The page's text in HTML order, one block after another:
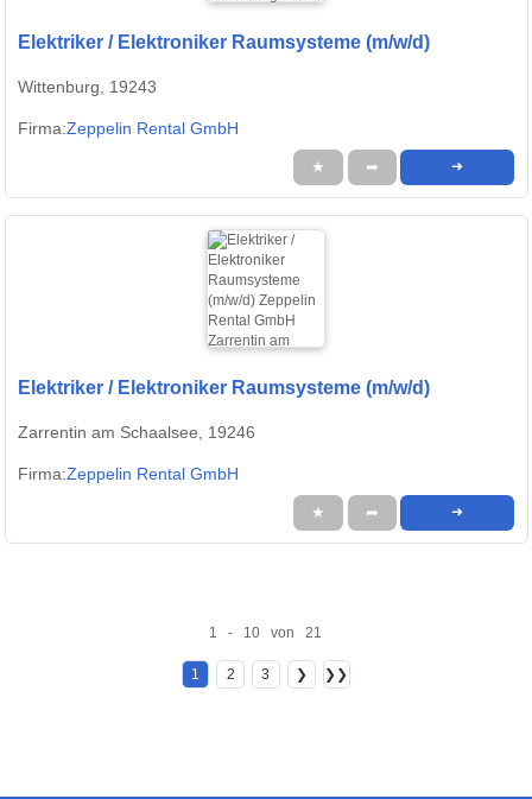
Elektriker / Elektroniker Raumsysteme (m/w/d)
Wittenburg, 19243
Firma:Zeppelin Rental GmbH
★ ➦ ➜
Elektriker / Elektroniker Raumsysteme (m/w/d)
Zarrentin am Schaalsee, 19246
Firma:Zeppelin Rental GmbH
★ ➦ ➜
1 - 10 von 21
1 2 3 ❯ ❯❯